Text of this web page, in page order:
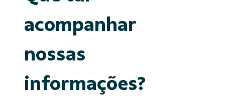
acompanhar
nossas
informações?